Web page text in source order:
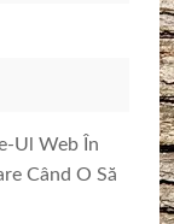
Ul Web În
Când O Să